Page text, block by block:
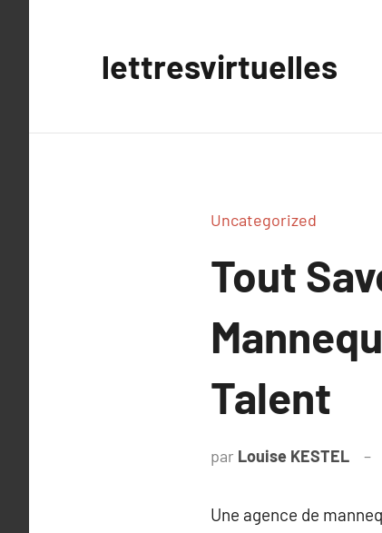
lettresvirtuelles
Uncategorized
Tout
Talent
par Louise KESTEL
Une agence de